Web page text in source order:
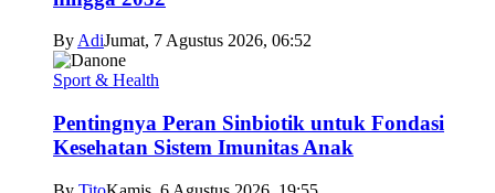
By AdiJumat, 7 Agustus 2026, 06:52
Sport & Health
Pentingnya Peran Sinbiotik untuk Fondasi
Kesehatan Sistem Imunitas Anak